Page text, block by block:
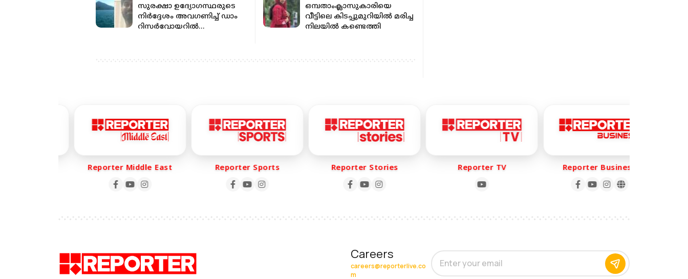
സുരക്ഷാ ഉദ്യോഗസ്ഥരുടെ
നിർദ്ദേശം അവഗണിച്ച് ഡാം
റിസർവോയറിൽ
ഒമ്പതാംക്ലാസുകാരിയെ
വീട്ടിലെ കിടപ്പുമുറിയില്‍ മരിച്ച
നിലയില്‍ കണ്ടെത്തി
Reporter Middle East Reporter Sports Reporter Stories Reporter TV Reporter Business
Careers
careers@reporterlive.co
m